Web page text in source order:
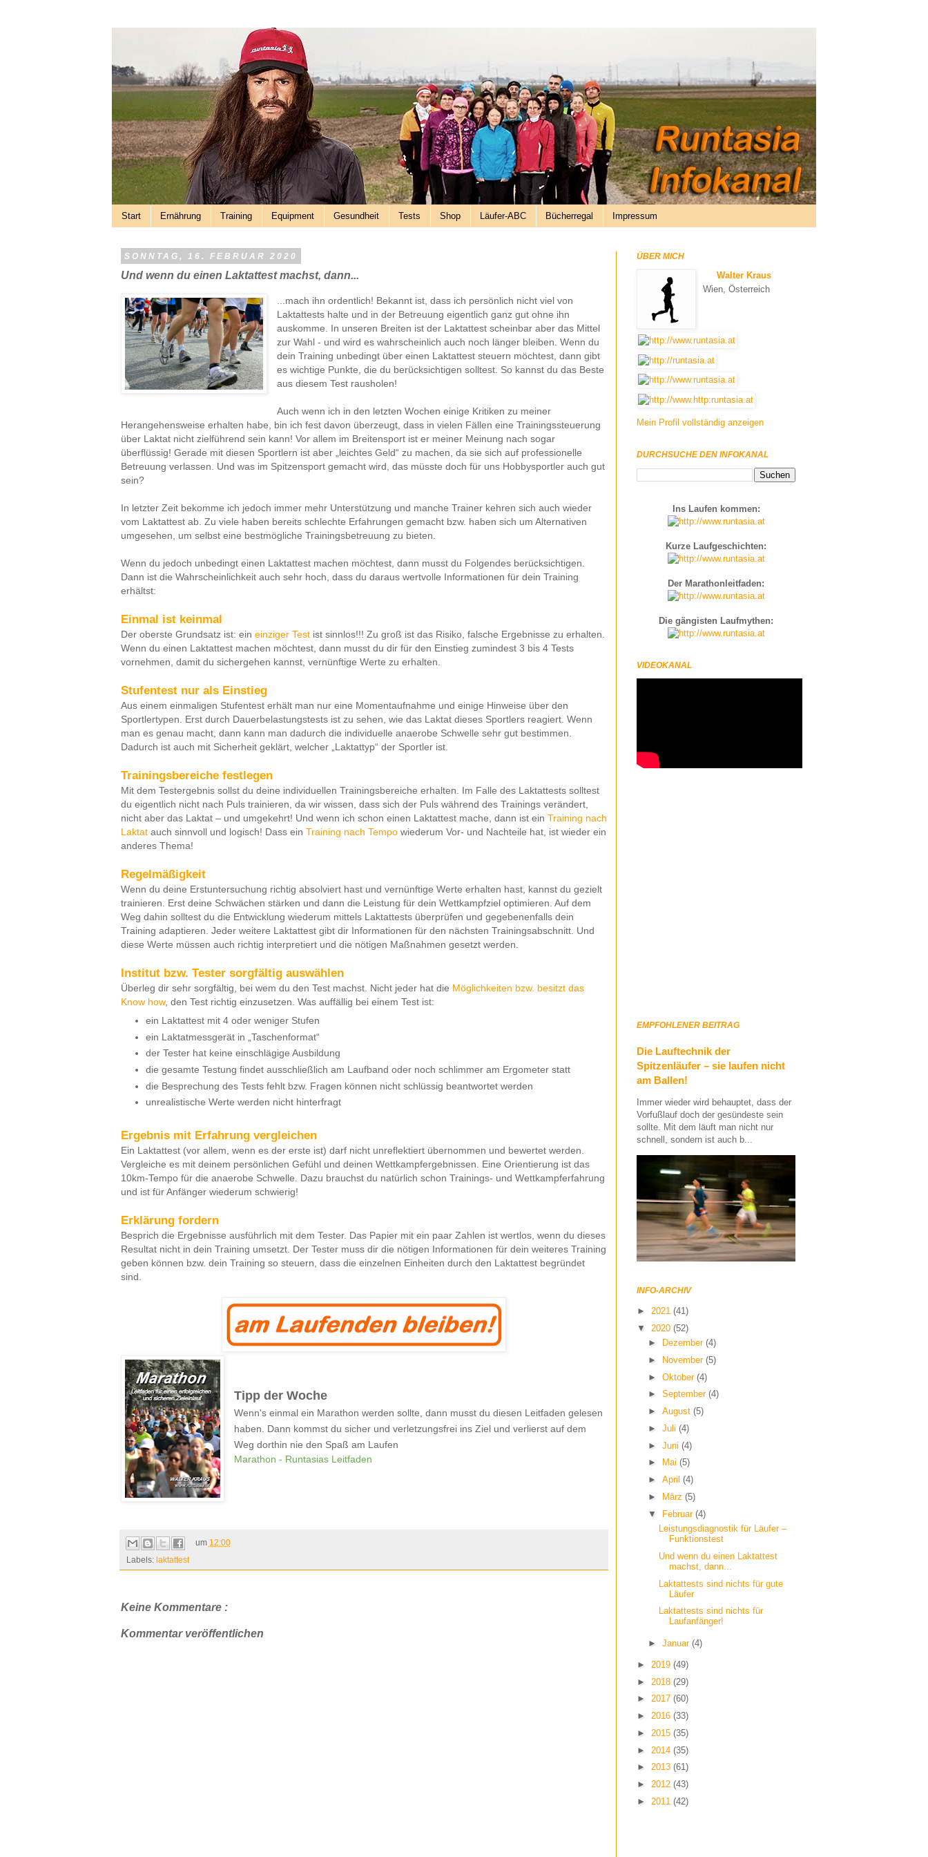
Start Ernährung Training Equipment Gesundheit Tests Shop Läufer-ABC Bücherregal Impressum
SONNTAG, 16. FEBRUAR 2020
Und wenn du einen Laktattest machst, dann...
...mach ihn ordentlich! Bekannt ist, dass ich persönlich nicht viel von
Laktattests halte und in der Betreuung eigentlich ganz gut ohne ihn
auskomme. In unseren Breiten ist der Laktattest scheinbar aber das Mittel
zur Wahl - und wird es wahrscheinlich auch noch länger bleiben. Wenn du
dein Training unbedingt über einen Laktattest steuern möchtest, dann gibt
es wichtige Punkte, die du berücksichtigen solltest. So kannst du das Beste
aus diesem Test rausholen!
Auch wenn ich in den letzten Wochen einige Kritiken zu meiner
Herangehensweise erhalten habe, bin ich fest davon überzeugt, dass in vielen Fällen eine Trainingssteuerung
über Laktat nicht zielführend sein kann! Vor allem im Breitensport ist er meiner Meinung nach sogar
überflüssig! Gerade mit diesen Sportlern ist aber „leichtes Geld“ zu machen, da sie sich auf professionelle
Betreuung verlassen. Und was im Spitzensport gemacht wird, das müsste doch für uns Hobbysportler auch gut
sein?
In letzter Zeit bekomme ich jedoch immer mehr Unterstützung und manche Trainer kehren sich auch wieder
vom Laktattest ab. Zu viele haben bereits schlechte Erfahrungen gemacht bzw. haben sich um Alternativen
umgesehen, um selbst eine bestmögliche Trainingsbetreuung zu bieten.
Wenn du jedoch unbedingt einen Laktattest machen möchtest, dann musst du Folgendes berücksichtigen.
Dann ist die Wahrscheinlichkeit auch sehr hoch, dass du daraus wertvolle Informationen für dein Training
erhältst:
Einmal ist keinmal
Der oberste Grundsatz ist: ein einziger Test ist sinnlos!!! Zu groß ist das Risiko, falsche Ergebnisse zu erhalten.
Wenn du einen Laktattest machen möchtest, dann musst du dir für den Einstieg zumindest 3 bis 4 Tests
vornehmen, damit du sichergehen kannst, vernünftige Werte zu erhalten.
Stufentest nur als Einstieg
Aus einem einmaligen Stufentest erhält man nur eine Momentaufnahme und einige Hinweise über den
Sportlertypen. Erst durch Dauerbelastungstests ist zu sehen, wie das Laktat dieses Sportlers reagiert. Wenn
man es genau macht, dann kann man dadurch die individuelle anaerobe Schwelle sehr gut bestimmen.
Dadurch ist auch mit Sicherheit geklärt, welcher „Laktattyp“ der Sportler ist.
Trainingsbereiche festlegen
Mit dem Testergebnis sollst du deine individuellen Trainingsbereiche erhalten. Im Falle des Laktattests solltest
du eigentlich nicht nach Puls trainieren, da wir wissen, dass sich der Puls während des Trainings verändert,
nicht aber das Laktat – und umgekehrt! Und wenn ich schon einen Laktattest mache, dann ist ein Training nach
Laktat auch sinnvoll und logisch! Dass ein Training nach Tempo wiederum Vor- und Nachteile hat, ist wieder ein
anderes Thema!
Regelmäßigkeit
Wenn du deine Erstuntersuchung richtig absolviert hast und vernünftige Werte erhalten hast, kannst du gezielt
trainieren. Erst deine Schwächen stärken und dann die Leistung für dein Wettkampfziel optimieren. Auf dem
Weg dahin solltest du die Entwicklung wiederum mittels Laktattests überprüfen und gegebenenfalls dein
Training adaptieren. Jeder weitere Laktattest gibt dir Informationen für den nächsten Trainingsabschnitt. Und
diese Werte müssen auch richtig interpretiert und die nötigen Maßnahmen gesetzt werden.
Institut bzw. Tester sorgfältig auswählen
Überleg dir sehr sorgfältig, bei wem du den Test machst. Nicht jeder hat die Möglichkeiten bzw. besitzt das
Know how, den Test richtig einzusetzen. Was auffällig bei einem Test ist:
ein Laktattest mit 4 oder weniger Stufen
ein Laktatmessgerät in „Taschenformat“
der Tester hat keine einschlägige Ausbildung
die gesamte Testung findet ausschließlich am Laufband oder noch schlimmer am Ergometer statt
die Besprechung des Tests fehlt bzw. Fragen können nicht schlüssig beantwortet werden
unrealistische Werte werden nicht hinterfragt
Ergebnis mit Erfahrung vergleichen
Ein Laktattest (vor allem, wenn es der erste ist) darf nicht unreflektiert übernommen und bewertet werden.
Vergleiche es mit deinem persönlichen Gefühl und deinen Wettkampfergebnissen. Eine Orientierung ist das
10km-Tempo für die anaerobe Schwelle. Dazu brauchst du natürlich schon Trainings- und Wettkampferfahrung
und ist für Anfänger wiederum schwierig!
Erklärung fordern
Besprich die Ergebnisse ausführlich mit dem Tester. Das Papier mit ein paar Zahlen ist wertlos, wenn du dieses
Resultat nicht in dein Training umsetzt. Der Tester muss dir die nötigen Informationen für dein weiteres Training
geben können bzw. dein Training so steuern, dass die einzelnen Einheiten durch den Laktattest begründet
sind.
Tipp der Woche
Wenn's einmal ein Marathon werden sollte, dann musst du diesen Leitfaden gelesen
haben. Dann kommst du sicher und verletzungsfrei ins Ziel und verlierst auf dem
Weg dorthin nie den Spaß am Laufen
Marathon - Runtasias Leitfaden
um 12:00
Labels: laktattest
Keine Kommentare :
Kommentar veröffentlichen
ÜBER MICH
Walter Kraus
Wien, Österreich
Mein Profil vollständig anzeigen
DURCHSUCHE DEN INFOKANAL
Ins Laufen kommen:
Kurze Laufgeschichten:
Der Marathonleitfaden:
Die gängisten Laufmythen:
VIDEOKANAL
EMPFOHLENER BEITRAG
Die Lauftechnik der
Spitzenläufer – sie laufen nicht
am Ballen!
Immer wieder wird behauptet, dass der
Vorfußlauf doch der gesündeste sein
sollte. Mit dem läuft man nicht nur
schnell, sondern ist auch b...
INFO-ARCHIV
► 2021 (41)
▼ 2020 (52)
►
Dezember (4)
►
November (5)
► Oktober (4)
► September (4)
► August (5)
► Juli (4)
► Juni (4)
►
Mai (5)
► April (4)
►
März (5)
▼ Februar (4)
Leistungsdiagnostik für Läufer –
Funktionstest
Und wenn du einen Laktattest
machst, dann...
Laktattests sind nichts für gute
Läufer
Laktattests sind nichts für
Laufanfänger!
► Januar (4)
► 2019 (49)
► 2018 (29)
► 2017 (60)
► 2016 (33)
► 2015 (35)
► 2014 (35)
► 2013 (61)
► 2012 (43)
► 2011 (42)